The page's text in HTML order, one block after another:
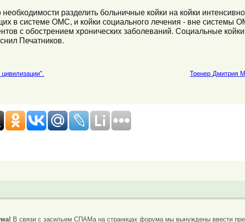
разделить больничные койки на койки
в системе ОМС, и койки социального лечения - вне системы
с обострением хронических заболеваний. Социальные
Печатников.
Тренер Дмитрия
В связи с засильем СПАМа на страницах форума мы вынуждены ввести